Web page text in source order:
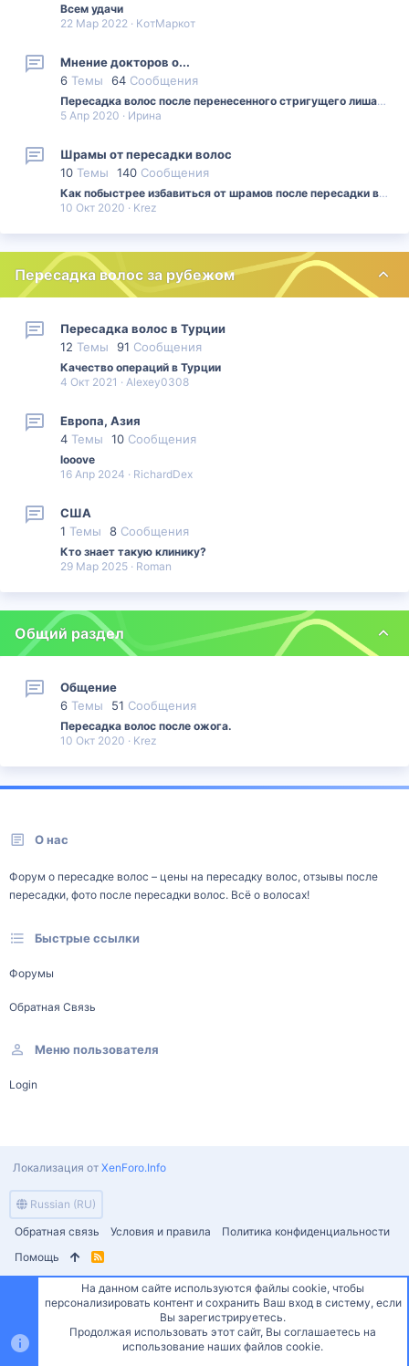
Всем удачи
22 Мар 2022
КотМаркот
Мнение докторов о...
6 Темы 64 Сообщения
Пересадка волос после перенесенного стригущего лишая.
5 Апр 2020
Ирина
Шрамы от пересадки волос
10 Темы 140 Сообщения
Как побыстрее избавиться от шрамов после пересадки волос?
10 Окт 2020
Krez
Пересадка волос за рубежом
Пересадка волос в Турции
12 Темы 91 Сообщения
Качество операций в Турции
4 Окт 2021
Alexey0308
Европа, Азия
4 Темы 10 Сообщения
looove
16 Апр 2024
RichardDex
США
1 Темы 8 Сообщения
Кто знает такую клинику?
29 Мар 2025
Roman
Общий раздел
Общение
6 Темы 51 Сообщения
Пересадка волос после ожога.
10 Окт 2020
Krez
О нас
Форум о пересадке волос – цены на пересадку волос, отзывы после
пересадки, фото после пересадки волос. Всё о волосах!
Быстрые ссылки
Форумы
Обратная Связь
Меню пользователя
Login
Russian (RU)
Обратная связь
Условия и правила
Политика конфиденциальности
Помощь
R
S
Локализация от XenForo.Info
На данном сайте используются файлы cookie, чтобы
персонализировать контент и сохранить Ваш вход в систему, если
Вы зарегистрируетесь.
Продолжая использовать этот сайт, Вы соглашаетесь на
использование наших файлов cookie.